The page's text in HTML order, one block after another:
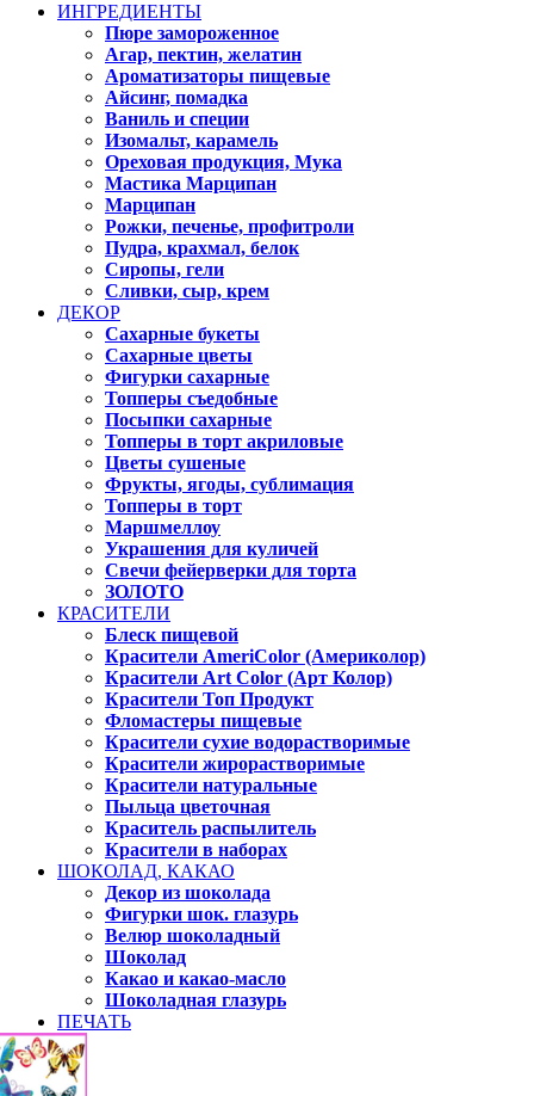
ИНГРЕДИЕНТЫ
Пюре замороженное
Агар, пектин, желатин
Ароматизаторы пищевые
Айсинг, помадка
Ваниль и специи
Изомальт, карамель
Ореховая продукция, Мука
Мастика Марципан
Марципан
Рожки, печенье, профитроли
Пудра, крахмал, белок
Сиропы, гели
Сливки, сыр, крем
ДЕКОР
Сахарные букеты
Сахарные цветы
Фигурки сахарные
Топперы съедобные
Посыпки сахарные
Топперы в торт акриловые
Цветы сушеные
Фрукты, ягоды, сублимация
Топперы в торт
Маршмеллоу
Украшения для куличей
Свечи фейерверки для торта
ЗОЛОТО
КРАСИТЕЛИ
Блеск пищевой
Красители AmeriColor (Америколор)
Красители Art Color (Арт Колор)
Красители Топ Продукт
Фломастеры пищевые
Красители сухие водорастворимые
Красители жирорастворимые
Красители натуральные
Пыльца цветочная
Краситель распылитель
Красители в наборах
ШОКОЛАД, КАКАО
Декор из шоколада
Фигурки шок. глазурь
Велюр шоколадный
Шоколад
Какао и какао-масло
Шоколадная глазурь
ПЕЧАТЬ